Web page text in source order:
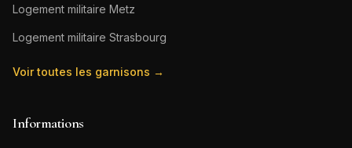
Logement militaire Metz
Logement militaire Strasbourg
Voir toutes les garnisons →
Informations